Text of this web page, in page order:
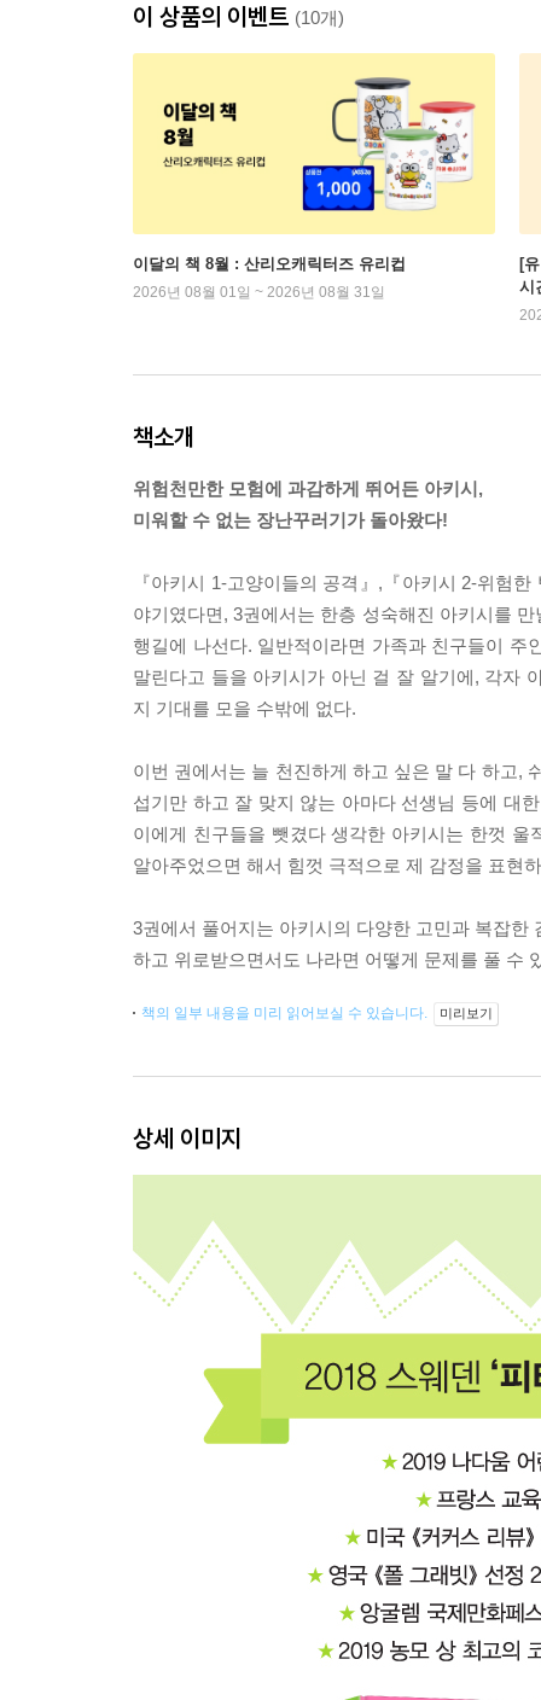
이 상품의 이벤트 (10개)
이달의 책 8월 : 산리오캐릭터즈 유리컵
2026년 08월 01일 ~ 2026년 08월 31일
[
시
책소개
위험천만한 모험에 과감하게 뛰어든 아키시,
미워할 수 없는 장난꾸러기가 돌아왔다!
『아키시 1-고양이들의 공격』,『아키시 2-위험
야기였다면, 3권에서는 한층 성숙해진 아키시를
행길에 나선다. 일반적이라면 가족과 친구들이
말린다고 들을 아키시가 아닌 걸 잘 알기에, 각자
지 기대를 모을 수밖에 없다.
이번 권에서는 늘 천진하게 하고 싶은 말 다 하고,
섭기만 하고 잘 맞지 않는 아마다 선생님 등에 대
이에게 친구들을 뺏겼다 생각한 아키시는 한껏
알아주었으면 해서 힘껏 극적으로 제 감정을 표현
3권에서 풀어지는 아키시의 다양한 고민과 복잡
하고 위로받으면서도 나라면 어떻게 문제를 풀 수
책의 일부 내용을 미리 읽어보실 수 있습니다. 미리보기
상세 이미지